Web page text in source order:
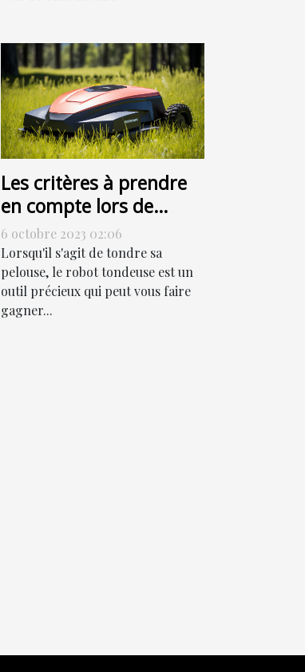
Les critères à prendre
en compte lors de
l'achat d'un robot
tondeuse
6 octobre 2023 02:06
Lorsqu'il s'agit de tondre sa
pelouse, le robot tondeuse est un
outil précieux qui peut vous faire
gagner...